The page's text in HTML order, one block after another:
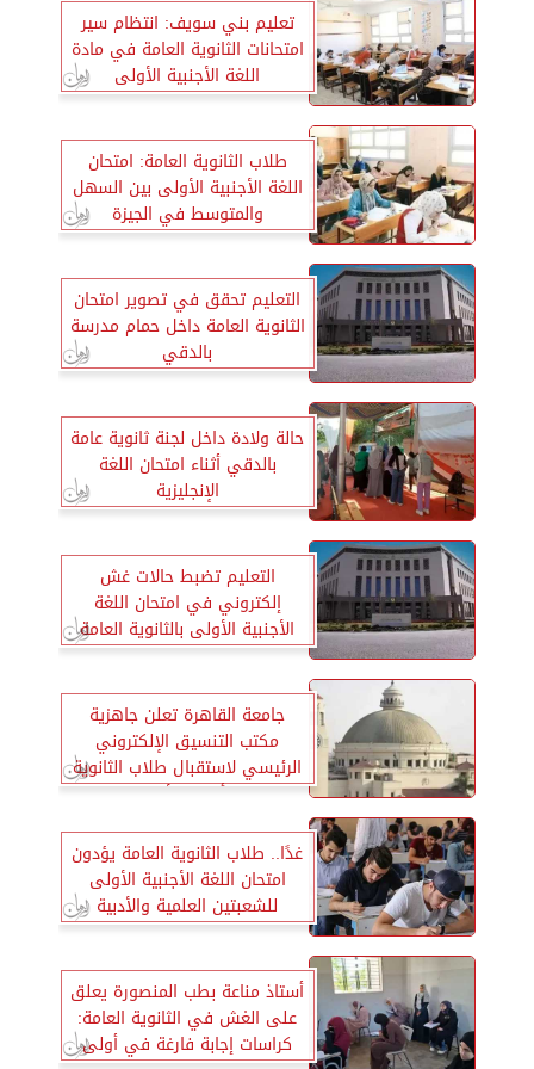
تعليم بني سويف: انتظام سير
امتحانات الثانوية العامة في مادة
اللغة الأجنبية الأولى
طلاب الثانوية العامة: امتحان
اللغة الأجنبية الأولى بين السهل
والمتوسط في الجيزة
التعليم تحقق في تصوير امتحان
الثانوية العامة داخل حمام مدرسة
بالدقي
حالة ولادة داخل لجنة ثانوية عامة
بالدقي أثناء امتحان اللغة
الإنجليزية
التعليم تضبط حالات غش
إلكتروني في امتحان اللغة
الأجنبية الأولى بالثانوية العامة
جامعة القاهرة تعلن جاهزية
مكتب التنسيق الإلكتروني
الرئيسي لاستقبال طلاب الثانوية
وأولياء الأمور
غدًا.. طلاب الثانوية العامة يؤدون
امتحان اللغة الأجنبية الأولى
للشعبتين العلمية والأدبية
أستاذ مناعة بطب المنصورة يعلق
على الغش في الثانوية العامة:
كراسات إجابة فارغة في أولى